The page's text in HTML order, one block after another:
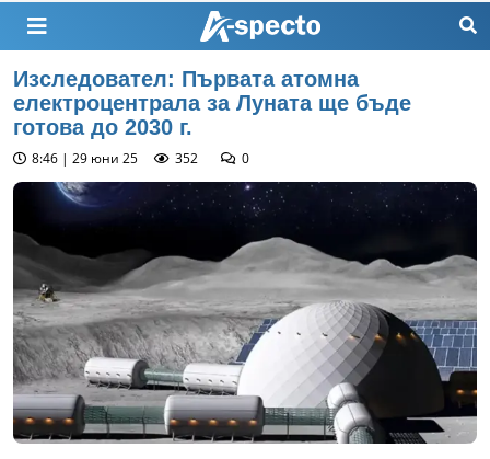
Изследовател: Първата атомна
електроцентрала за Луната ще бъде
готова до 2030 г.
8:46 | 29 юни 25 352 0